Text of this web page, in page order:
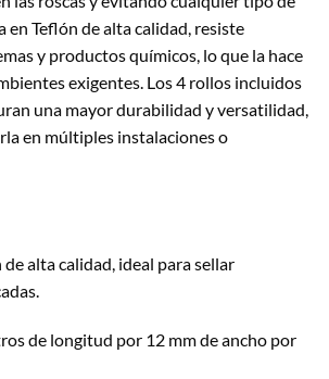
en Teflón de alta calidad, resiste
y productos químicos, lo que la hace
exigentes. Los 4 rollos incluidos
una mayor durabilidad y versatilidad,
en múltiples instalaciones o
alta calidad, ideal para sellar
de longitud por 12 mm de ancho por